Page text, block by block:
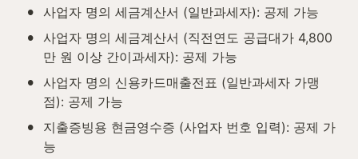
• 사업자 명의 세금계산서 (일반과세자): 공제 가능
• 사업자 명의 세금계산서 (직전연도 공급대가 4,800
만 원 이상 간이과세자): 공제 가능
• 사업자 명의 신용카드매출전표 (일반과세자 가맹
점): 공제 가능
•
지출증빙용 현금영수증 (사업자 번호 입력): 공제 가
능